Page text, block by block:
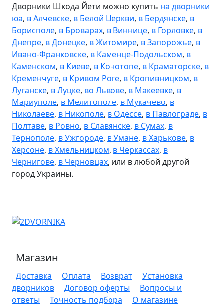
Дворники Шкода Йети можно купить на дворники
юа, в Алчевске, в Белой Церкви, в Бердянске, в
Борисполе, в Броварах, в Виннице, в Горловке, в
Днепре, в Донецке, в Житомире, в Запорожье, в
Ивано-Франковске, в Каменце-Подольском, в
Каменском, в Киеве, в Конотопе, в Краматорске, в
Кременчуге, в Кривом Роге, в Кропивницком, в
Луганске, в Луцке, во Львове, в Макеевке, в
Мариуполе, в Мелитополе, в Мукачево, в
Николаеве, в Никополе, в Одессе, в Павлограде, в
Полтаве, в Ровно, в Славянске, в Сумах, в
Тернополе, в Ужгороде, в Умане, в Харькове, в
Херсоне, в Хмельницком, в Черкассах, в
Чернигове, в Черновцах, или в любой другой
город Украины.
Магазин
Доставка Оплата Возврат
Установка
дворников
Договор оферты
Вопросы и
ответы
Точность подбора О магазине